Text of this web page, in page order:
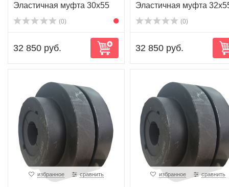
Эластичная муфта 30x55
(0)
32 850 руб.
Эластичная муфта
(0)
32 850 руб.
избранное сравнить избранное сравнить